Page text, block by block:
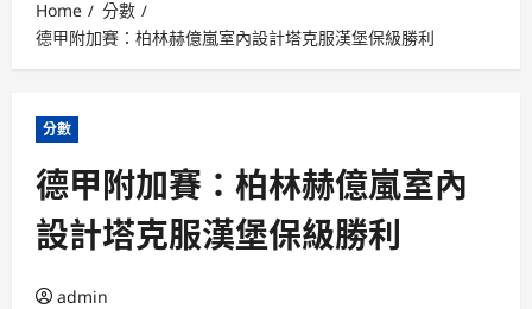
Home
分數
德甲附加賽：柏林赫億嵐室內設計塔克服漢堡保級勝利
分數
德甲附加賽：柏林赫億嵐室內
設計塔克服漢堡保級勝利
admin